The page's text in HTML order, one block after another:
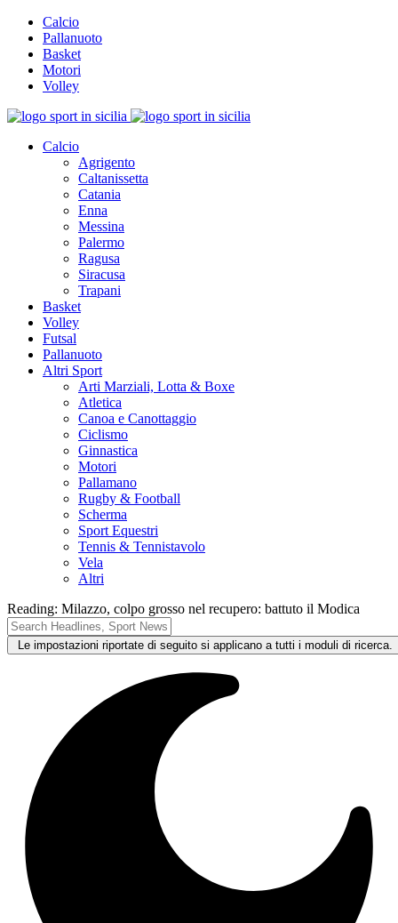
Calcio
Pallanuoto
Basket
Motori
Volley
Calcio
Agrigento
Caltanissetta
Catania
Enna
Messina
Palermo
Ragusa
Siracusa
Trapani
Basket
Volley
Futsal
Pallanuoto
Altri Sport
Arti Marziali, Lotta & Boxe
Atletica
Canoa e Canottaggio
Ciclismo
Ginnastica
Motori
Pallamano
Rugby & Football
Scherma
Sport Equestri
Tennis & Tennistavolo
Vela
Altri
Reading: Milazzo, colpo grosso nel recupero: battuto il Modica